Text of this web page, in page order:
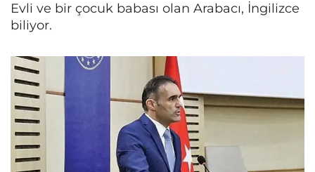
Evli ve bir çocuk babası olan Arabacı, İngilizce
biliyor.